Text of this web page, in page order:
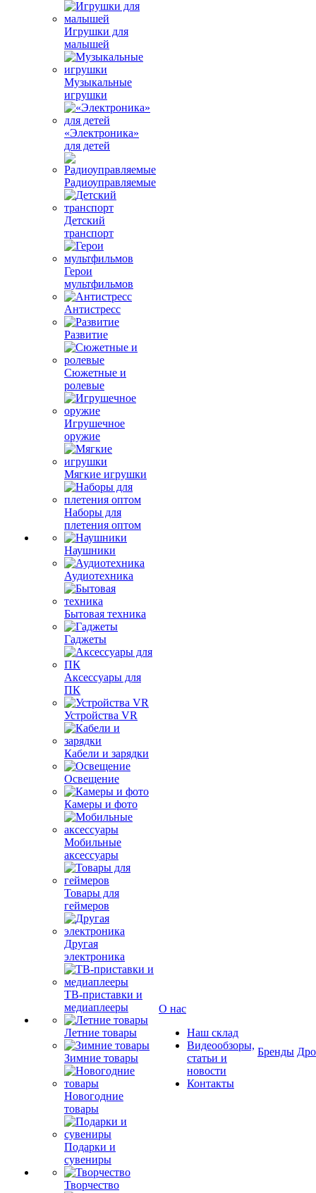
Игрушки для
малышей
Музыкальные
игрушки
«Электроника»
для детей
Радиоуправляемые
Детский
транспорт
Герои
мультфильмов
Антистресс
Развитие
Сюжетные и
ролевые
Игрушечное
оружие
Мягкие игрушки
Наборы для
плетения оптом
Наушники
Аудиотехника
Бытовая техника
Гаджеты
Аксессуары для
ПК
Устройства VR
Кабели и зарядки
Освещение
Камеры и фото
Мобильные
аксессуары
Товары для
геймеров
Другая
электроника
ТВ-приставки и
медиаплееры
Летние товары
Зимние товары
Новогодние
товары
Подарки и
сувениры
Творчество
О нас
Наш склад
Видеообзоры,
статьи и
новости
Контакты
Бренды